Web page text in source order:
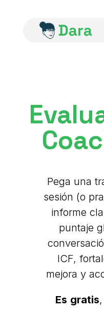
Pega una
sesión (o
informe
puntaje
ICF,
mejora y
Es gratis